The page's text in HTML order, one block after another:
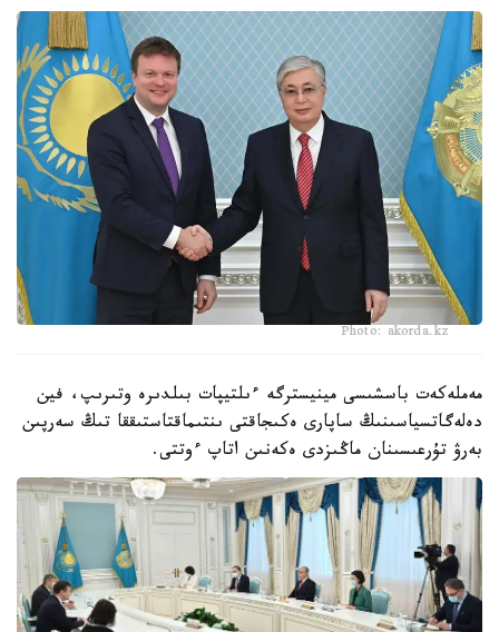
Photo: akorda.kz
مەملەكەت باسشىسى مينيسترگە ءىلتيپات بىلدىرە وتىرىپ، فين
دەلەگاتسياسىنىڭ ساپارى ەكىجاقتى ىنتىماقتاستىققا تىڭ سەرپىن
بەرۋ تۇرعىسىنان ماڭىزدى ەكەنىن اتاپ ءوتتى.